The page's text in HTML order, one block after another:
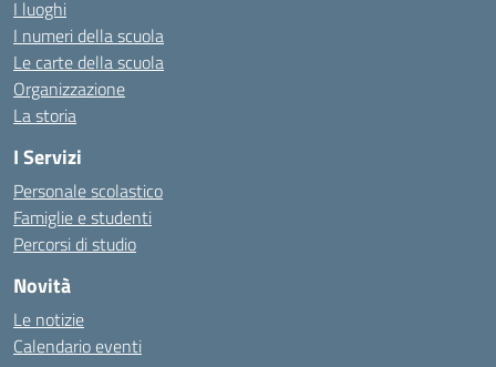
I luoghi
I numeri della scuola
Le carte della scuola
Organizzazione
La storia
I Servizi
Personale scolastico
Famiglie e studenti
Percorsi di studio
Novità
Le notizie
Calendario eventi